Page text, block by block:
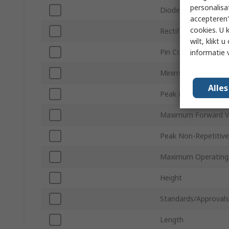
Diode Configuration
Rectifier Type
Pin Count
Minimum
Peak Reverse
Maximum Forward
Peak Non-
Maximum
Height
Standards/Approvals
Length
cookies. U
wilt, klikt u
informatie